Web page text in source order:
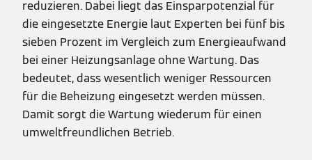
reduzieren. Dabei liegt das Einsparpotenzial für
die eingesetzte Energie laut Experten bei fünf bis
sieben Prozent im Vergleich zum Energieaufwand
bei einer Heizungsanlage ohne Wartung. Das
bedeutet, dass wesentlich weniger Ressourcen
für die Beheizung eingesetzt werden müssen.
Damit sorgt die Wartung wiederum für einen
umweltfreundlichen Betrieb.